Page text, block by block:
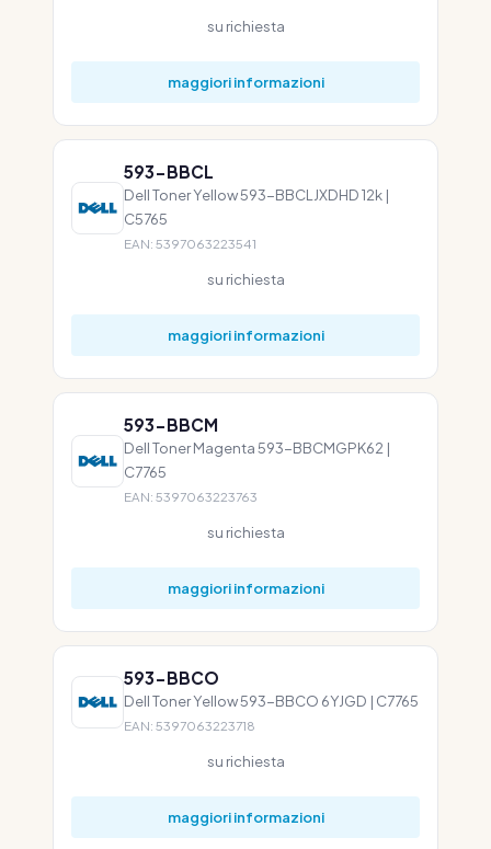
su richiesta
maggiori informazioni
593-BBCL
Dell Toner Yellow 593-BBCLJXDHD 12k |
C5765
EAN: 5397063223541
su richiesta
maggiori informazioni
593-BBCM
Dell Toner Magenta 593-BBCMGPK62 |
C7765
EAN: 5397063223763
su richiesta
maggiori informazioni
593-BBCO
Dell Toner Yellow 593-BBCO 6YJGD | C7765
EAN: 5397063223718
su richiesta
maggiori informazioni